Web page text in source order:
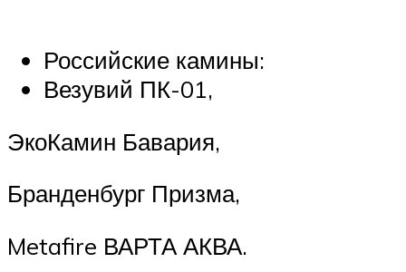
Российские камины:
Везувий ПК-01,
ЭкоКамин Бавария,
Бранденбург Призма,
Metafire ВАРТА АКВА.